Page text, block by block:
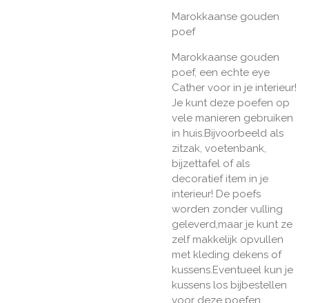
Marokkaanse gouden
poef
Marokkaanse gouden
poef, een echte eye
Cather voor in je interieur!
Je kunt deze poefen op
vele manieren gebruiken
in huis.Bijvoorbeeld als
zitzak, voetenbank,
bijzettafel of als
decoratief item in je
interieur! De poefs
worden zonder vulling
geleverd,maar je kunt ze
zelf makkelijk opvullen
met kleding dekens of
kussens.Eventueel kun je
kussens los bijbestellen
voor deze poefen.